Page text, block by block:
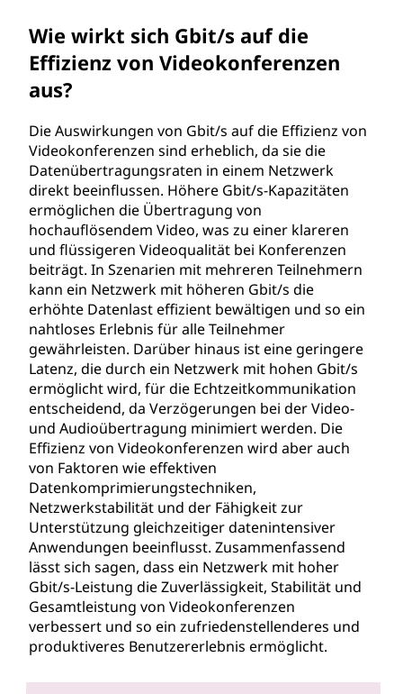
Wie wirkt sich Gbit/s auf die
Effizienz von Videokonferenzen
aus?
Die Auswirkungen von Gbit/s auf die Effizienz von
Videokonferenzen sind erheblich, da sie die
Datenübertragungsraten in einem Netzwerk
direkt beeinflussen. Höhere Gbit/s-Kapazitäten
ermöglichen die Übertragung von
hochauflösendem Video, was zu einer klareren
und flüssigeren Videoqualität bei Konferenzen
beiträgt. In Szenarien mit mehreren Teilnehmern
kann ein Netzwerk mit höheren Gbit/s die
erhöhte Datenlast effizient bewältigen und so ein
nahtloses Erlebnis für alle Teilnehmer
gewährleisten. Darüber hinaus ist eine geringere
Latenz, die durch ein Netzwerk mit hohen Gbit/s
ermöglicht wird, für die Echtzeitkommunikation
entscheidend, da Verzögerungen bei der Video-
und Audioübertragung minimiert werden. Die
Effizienz von Videokonferenzen wird aber auch
von Faktoren wie effektiven
Datenkomprimierungstechniken,
Netzwerkstabilität und der Fähigkeit zur
Unterstützung gleichzeitiger datenintensiver
Anwendungen beeinflusst. Zusammenfassend
lässt sich sagen, dass ein Netzwerk mit hoher
Gbit/s-Leistung die Zuverlässigkeit, Stabilität und
Gesamtleistung von Videokonferenzen
verbessert und so ein zufriedenstellenderes und
produktiveres Benutzererlebnis ermöglicht.